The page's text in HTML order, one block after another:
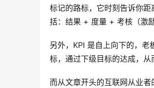
标记的路标，它时刻告诉你
括：结果 + 度量 + 考核（激
另外，KPI 是自上向下的，老
标，通过下级目标的达成，从
而从文章开头的互联网从业